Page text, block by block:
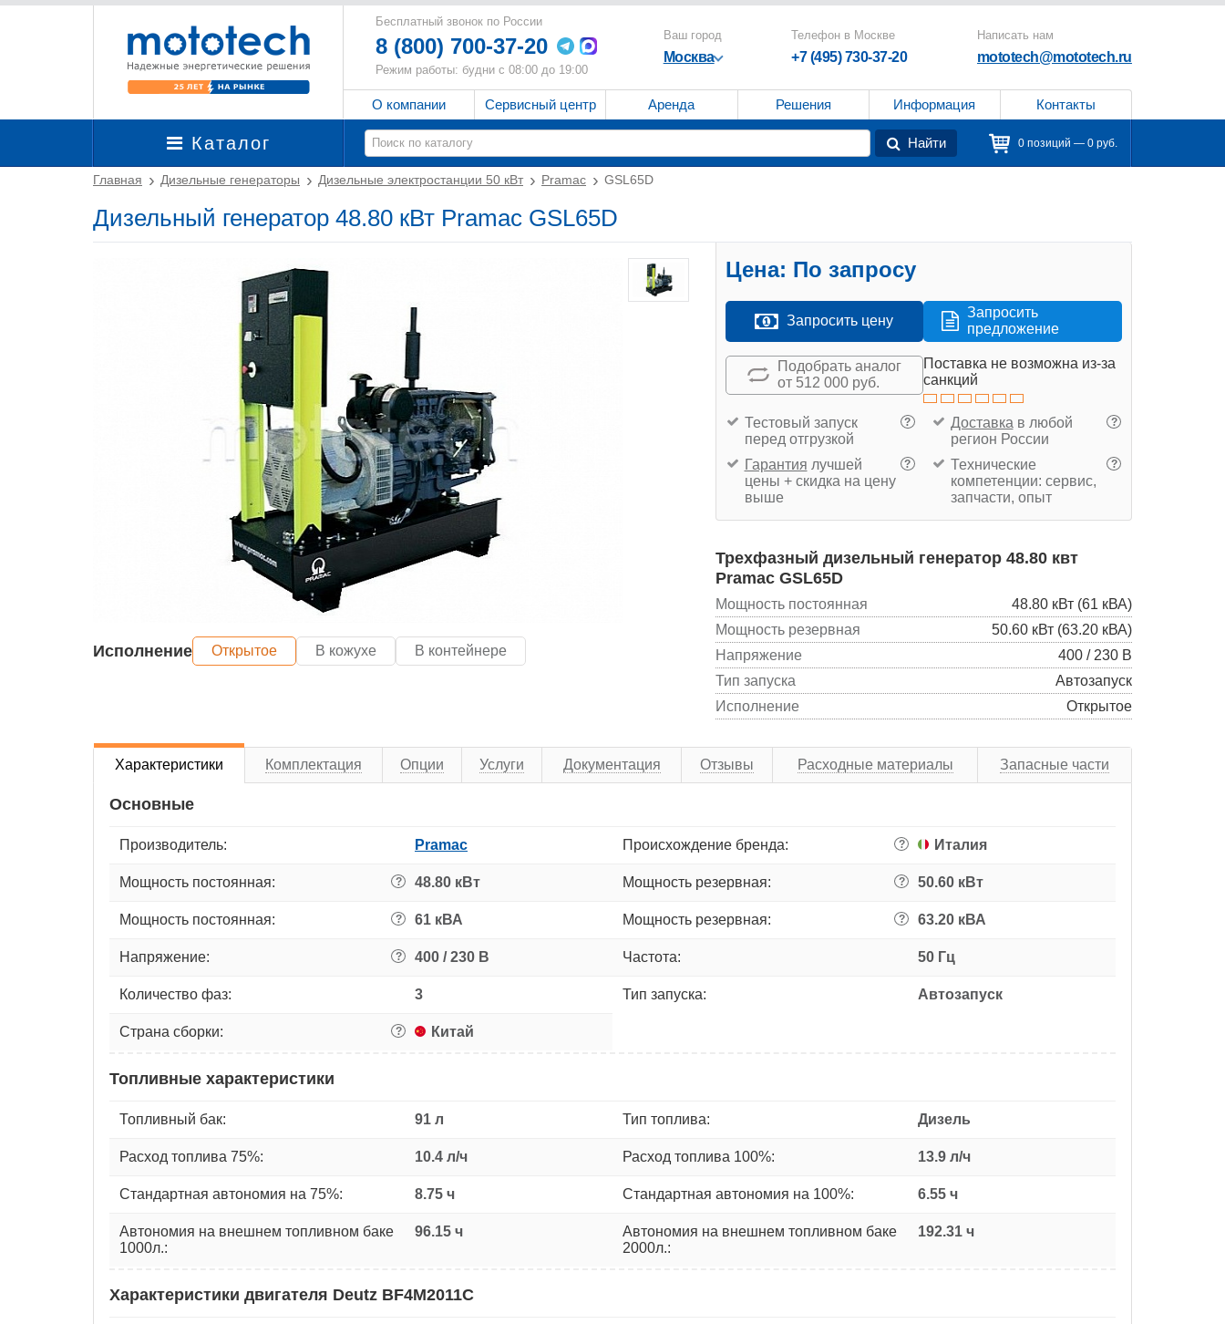
Бесплатный звонок по России
8 (800) 700-37-20
Режим работы: будни с 08:00 до 19:00
Ваш город
Москва
Телефон в Москве
+7 (495) 730-37-20
Написать нам
mototech@mototech.ru
О компании Сервисный центр Аренда Решения Информация Контакты
Каталог Найти 0 позиций — 0 руб.
Главная Дизельные генераторы Дизельные электростанции 50 кВт Pramac GSL65D
Дизельный генератор 48.80 кВт Pramac GSL65D
Исполнение Открытое В кожухе В контейнере
Цена: По запросу
Запросить цену
Запросить
предложение
Подобрать аналог
от 512 000 руб.
Поставка не возможна из-за
санкций
?
Тестовый запуск
перед отгрузкой
?
Доставка в любой
регион России
?
Гарантия лучшей
цены + скидка на цену
выше
?
Технические
компетенции: сервис,
запчасти, опыт
Трехфазный дизельный генератор 48.80 квт
Pramac GSL65D
Мощность постоянная
48.80 кВт (61 кВА)
Мощность резервная
50.60 кВт (63.20 кВА)
Напряжение
400 / 230 В
Тип запуска
Автозапуск
Исполнение
Открытое
Характеристики Комплектация Опции Услуги Документация Отзывы Расходные материалы Запасные части
Основные
Производитель: Pramac Происхождение бренда: ? Италия
Мощность постоянная: ? 48.80 кВт Мощность резервная: ? 50.60 кВт
Мощность постоянная: ? 61 кВА Мощность резервная: ? 63.20 кВА
Напряжение: ? 400 / 230 В Частота: 50 Гц
Количество фаз: 3 Тип запуска: Автозапуск
Страна сборки: ? Китай
Топливные характеристики
Топливный бак: 91 л Тип топлива: Дизель
Расход топлива 75%: 10.4 л/ч Расход топлива 100%: 13.9 л/ч
Стандартная автономия на 75%: 8.75 ч Стандартная автономия на 100%: 6.55 ч
Автономия на внешнем топливном баке
1000л.:
96.15 ч
Автономия на внешнем топливном баке
2000л.:
192.31 ч
Характеристики двигателя Deutz BF4M2011C